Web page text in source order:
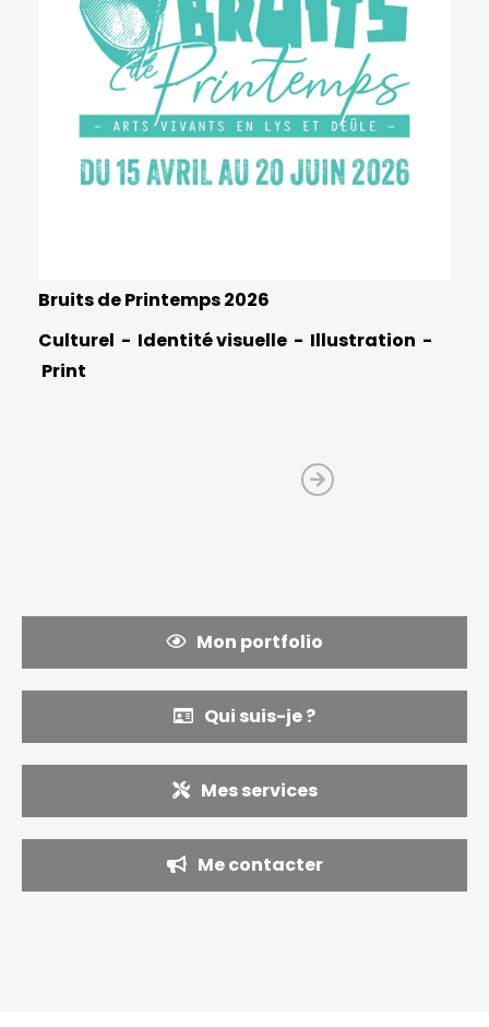
Bruits de Printemps 2026
Culturel
Identité visuelle
Illustration
Print
Mon portfolio
Qui suis-je ?
Mes services
Me contacter